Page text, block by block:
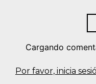
Por favor, inicia
Cargando